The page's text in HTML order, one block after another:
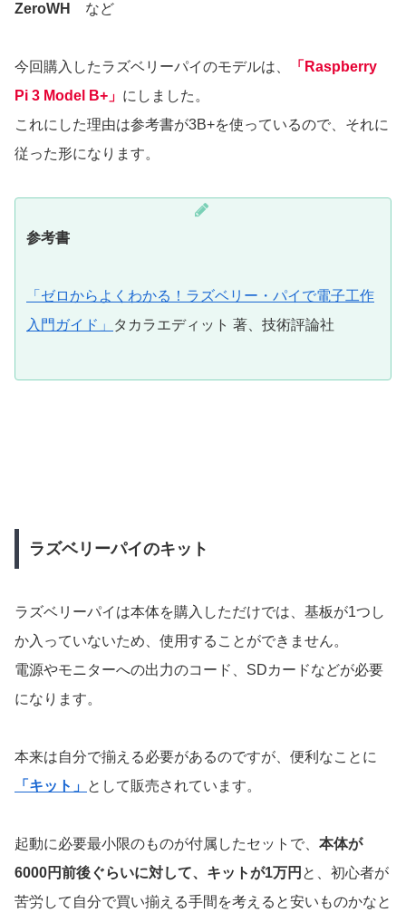
ZeroWH
など
今回購入したラズベリーパイのモデルは、
「Raspberry
Pi 3 Model B+」 にしました。
これにした理由は参考書が3B+を使っているので、それに
従った形になります。
参考書
「ゼロからよくわかる！ラズベリー・パイで電子工作
入門ガイド」
タカラエディット 著、技術評論社
ラズベリーパイのキット
ラズベリーパイは本体を購入しただけでは、基板が1つし
か入っていないため、使用することができません。
電源やモニターへの出力のコード、SDカードなどが必要
になります。
本来は自分で揃える必要があるのですが、便利なことに
「キット」 として販売されています。
起動に必要最小限のものが付属したセットで、 本体が
6000円前後ぐらいに対して、キットが1万円 と、初心者が
苦労して自分で買い揃える手間を考えると安いものかなと